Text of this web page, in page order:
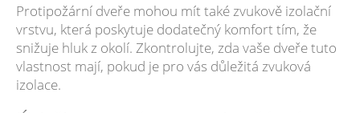
Protipožární dveře mohou mít také zvukově izolační
vrstvu, která poskytuje dodatečný komfort tím, že
snižuje hluk z okolí. Zkontrolujte, zda vaše dveře tuto
vlastnost mají, pokud je pro vás důležitá zvuková
izolace.